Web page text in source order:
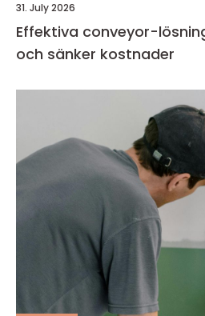
31. July 2026
Effektiva conveyor-
och sänker kostnader